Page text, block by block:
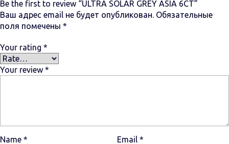
Be the first to review “ULTRA SOLAR GREY ASIA 6СТ”
Ваш адрес email не будет опубликован. Обязательные
поля помечены *
Your rating *
Your review *
Name * Email *